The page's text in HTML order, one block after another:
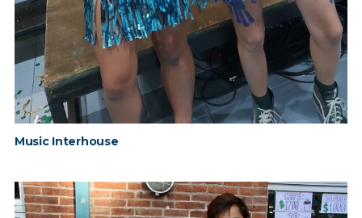
Music Interhouse